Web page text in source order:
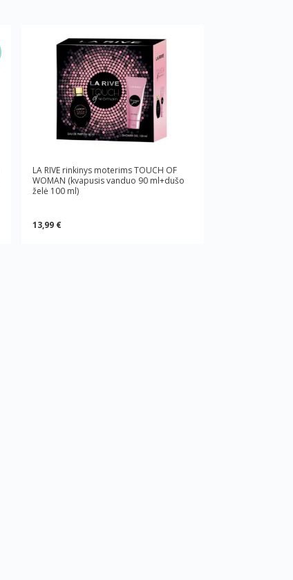
LA RIVE rinkinys moterims TOUCH OF
WOMAN (kvapusis vanduo 90 ml+dušo
želė 100 ml)
13,99 €